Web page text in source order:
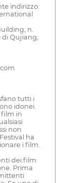
indirizzo:
n.
di Qujiang,
tutti i
idonei.
film in
non
ha
i film.
dei film
Prima